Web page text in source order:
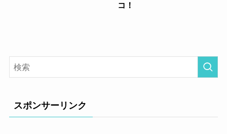
コ！
スポンサーリンク